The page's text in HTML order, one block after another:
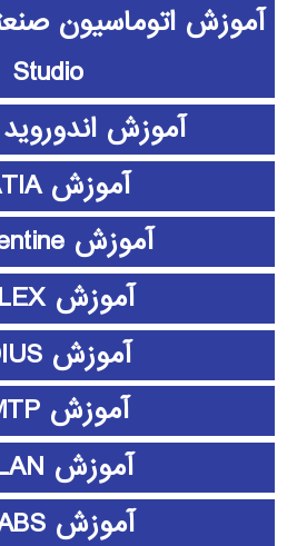
Studio
آموزش اندوروید android
آموزش CATIA
آموزش clementine
آموزش CPLEX
آموزش EDIUS
آموزش EMTP
آموزش ePLAN
آموزش ETABS